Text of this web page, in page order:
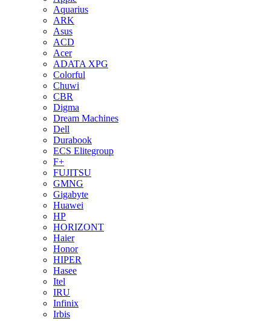
Aquarius
ARK
Asus
ACD
Acer
ADATA XPG
Colorful
Chuwi
CBR
Digma
Dream Machines
Dell
Durabook
ECS Elitegroup
F+
FUJITSU
GMNG
Gigabyte
Huawei
HP
HORIZONT
Haier
Honor
HIPER
Hasee
Itel
IRU
Infinix
Irbis